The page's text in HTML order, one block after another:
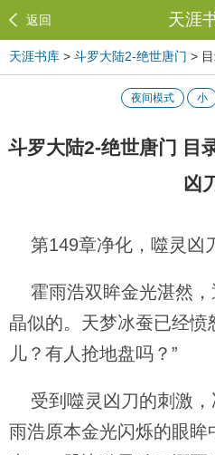
返回 天涯
天涯书库 > 斗罗大陆2-绝世唐门 >
夜间模式 小
斗罗大陆2-绝世唐门 目
凶
第149章净化，噬灵凶
霍雨浩双眸金光湛然，
晶似的。天梦冰蚕已经愤
儿？有人抢地盘吗？”
受到噬灵凶刀的刺激，
雨浩原本金光闪烁的眼眸